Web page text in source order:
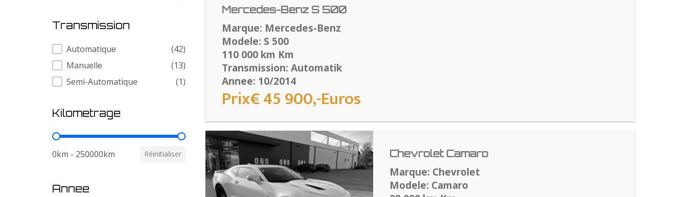
Transmission
Transmission
Automatique
(42)
Manuelle
(13)
Semi-Automatique
(1)
Kilometrage
Kilometrage
0km - 250000km Réinitialiser
Annee
Mercedes-Benz S 500
Marque: Mercedes-Benz
Modele: S 500
110 000 km Km
Transmission: Automatik
Annee: 10/2014
Prix€ 45 900,-Euros
Chevrolet Camaro
Marque: Chevrolet
Modele: Camaro